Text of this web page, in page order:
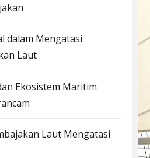
dalam Mengatasi
Laut
Ekosistem Maritim
Laut Mengatasi